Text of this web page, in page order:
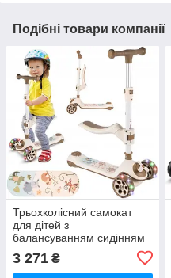
Подібні товари компанії
Трьохколісний самокат
для дітей з
балансуванням сидінням
3 271 ₴